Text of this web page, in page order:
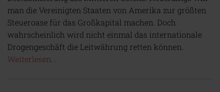
man die Vereinigten Staaten von Amerika zur größten
Steueroase für das Großkapital machen. Doch
wahrscheinlich wird nicht einmal das internationale
Drogengeschäft die Leitwährung retten können.
Weiterlesen...